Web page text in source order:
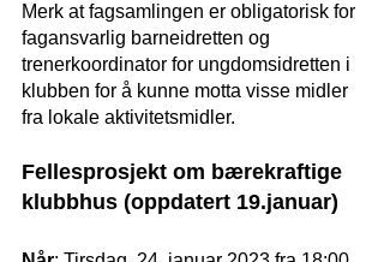
Merk at fagsamlingen er obligatorisk for
fagansvarlig barneidretten og
trenerkoordinator for ungdomsidretten i
klubben for å kunne motta visse midler
fra lokale aktivitetsmidler.
Fellesprosjekt om bærekraftige
klubbhus (oppdatert 19.januar)